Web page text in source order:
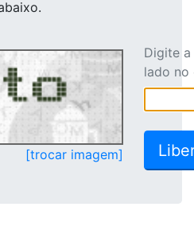
[trocar imagem]
Digite
lado no